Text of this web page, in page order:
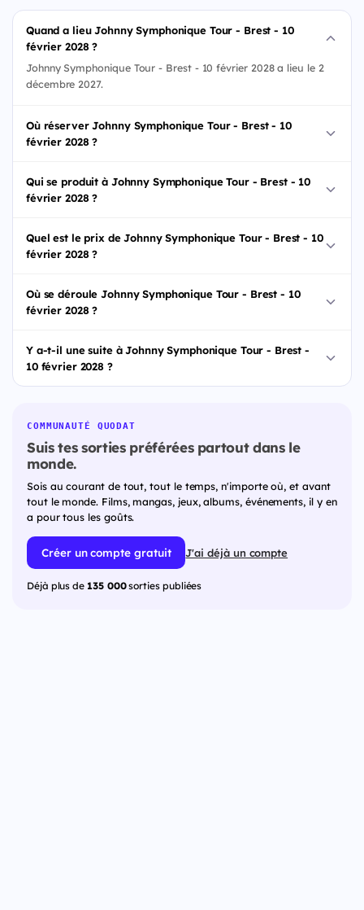
Quand a lieu Johnny Symphonique Tour - Brest - 10
février 2028 ?
Johnny Symphonique Tour - Brest - 10 février 2028 a lieu le 2
décembre 2027.
Où réserver Johnny Symphonique Tour - Brest - 10
février 2028 ?
Qui se produit à Johnny Symphonique Tour - Brest - 10
février 2028 ?
Quel est le prix de Johnny Symphonique Tour - Brest - 10
février 2028 ?
Où se déroule Johnny Symphonique Tour - Brest - 10
février 2028 ?
Y a-t-il une suite à Johnny Symphonique Tour - Brest -
10 février 2028 ?
COMMUNAUTÉ QUODAT
Suis tes sorties préférées partout dans le
monde.
Sois au courant de tout, tout le temps, n'importe où, et avant
tout le monde. Films, mangas, jeux, albums, événements, il y en
a pour tous les goûts.
Créer un compte gratuit J'ai déjà un compte
Déjà plus de 135 000sorties publiées